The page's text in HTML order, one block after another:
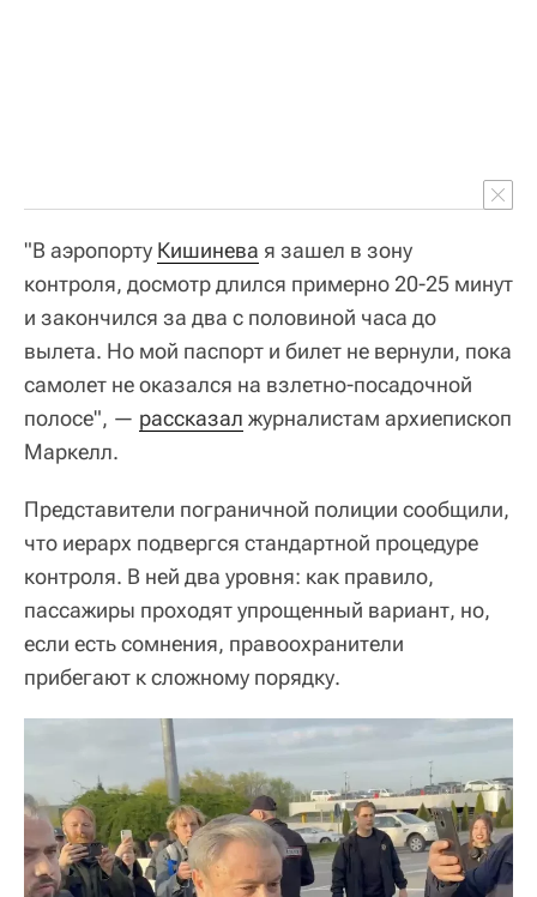
"В аэропорту Кишинева я зашел в зону
контроля, досмотр длился примерно 20-25 минут
и закончился за два с половиной часа до
вылета. Но мой паспорт и билет не вернули, пока
самолет не оказался на взлетно-посадочной
полосе", — рассказал журналистам архиепископ
Маркелл.
Представители пограничной полиции сообщили,
что иерарх подвергся стандартной процедуре
контроля. В ней два уровня: как правило,
пассажиры проходят упрощенный вариант, но,
если есть сомнения, правоохранители
прибегают к сложному порядку.